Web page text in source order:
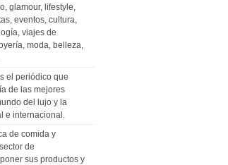
glamour, lifestyle,
eventos, cultura,
viajes de
moda, belleza,
el periódico que
de las mejores
del lujo y la
e internacional.
de comida y
de
sus productos y